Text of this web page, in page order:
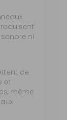
ni
de
et
même